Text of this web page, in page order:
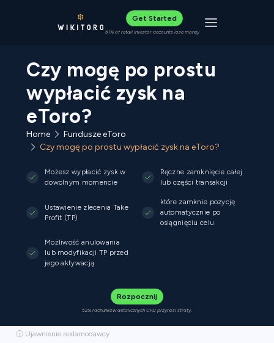
Get Started
61% of retail investor accounts lose money Toggle
Czy mogę po prostu
wypłacić zysk na
eToro?
Home
Fundusze eToro
Czy mogę po prostu wypłacić zysk na eToro?
Możesz wypłacić zysk w
dowolnym momencie
Ręczne zamknięcie całej
lub części transakcji
Ustawienie zlecenia Take
Profit (TP)
które zamknie pozycję
automatycznie po
osiągnięciu celu
Możliwość anulowania
lub modyfikacji TP przed
jego aktywacją
Rozpocznij
52% rachunków detalicznych CFD przynosi straty.
ⓘ Ujawnienie reklamodawcy